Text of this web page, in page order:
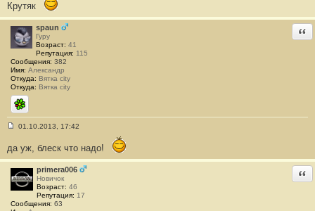
о
б
е
н
и
#
2
Крутяк
spaun
Гуру
Возраст: 41
Репутация: 115
Сообщения: 382
Имя: Александр
Откуда: Вятка city
Откуда: Вятка city
ICQ
о
б
е
н
и
#
01.10.2013, 17:42
да уж, блеск что надо!
primera006
Новичок
Возраст: 46
Репутация: 17
Сообщения: 63